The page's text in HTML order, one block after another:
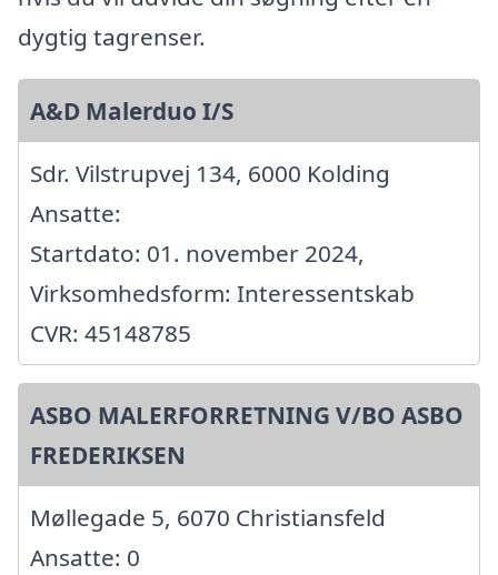
dygtig tagrenser.
A&D Malerduo I/S
Sdr. Vilstrupvej 134, 6000 Kolding
Ansatte:
Startdato: 01. november 2024,
Virksomhedsform: Interessentskab
CVR: 45148785
ASBO MALERFORRETNING V/BO ASBO
FREDERIKSEN
Møllegade 5, 6070 Christiansfeld
Ansatte: 0